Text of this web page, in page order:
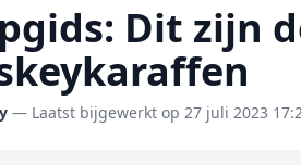
Dit zijn
— Laatst bijgewerkt op 27 juli 2023